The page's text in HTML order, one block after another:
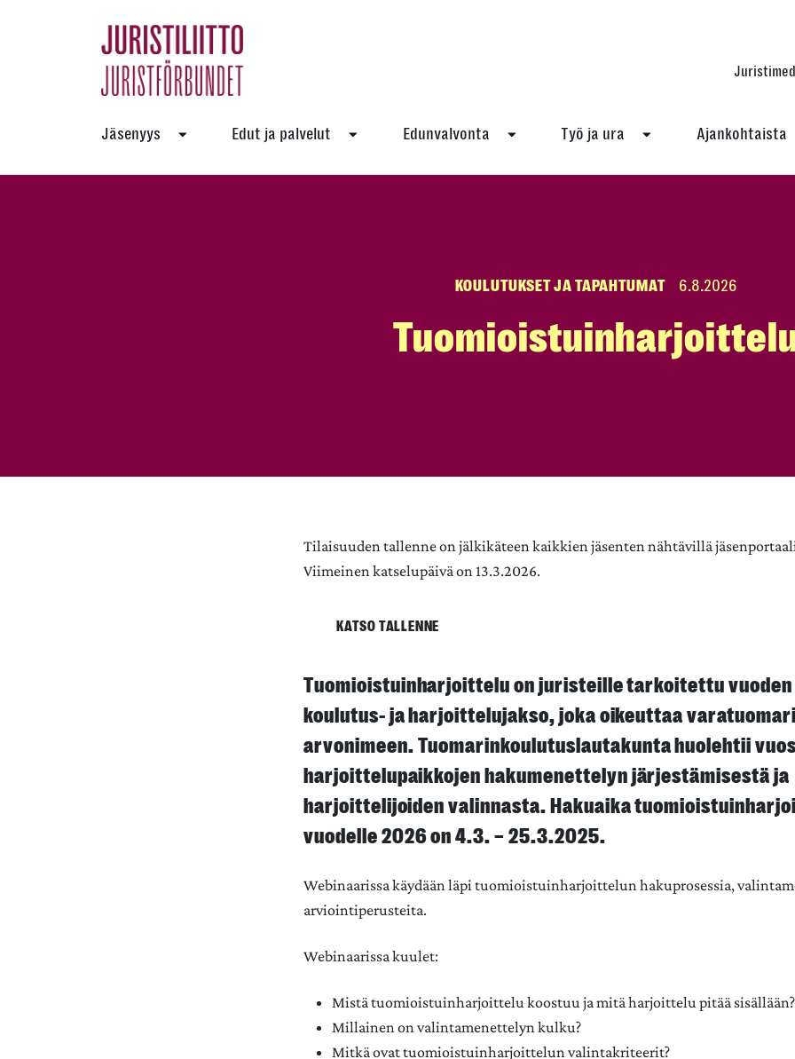
Jäsenyys Edut ja palvelut Edunvalvonta Työ ja ura Ajankohtaista
KOULUTUKSET JA TAPAHTUMAT 6.8.2026
Tilaisuuden tallenne on jälkikäteen kaikkien jäsenten nähtävillä
Viimeinen katselupäivä on 13.3.2026.
KATSO TALLENNE
Tuomioistuinharjoittelu on juristeille tarkoitettu vuoden
koulutus- ja harjoittelujakso, joka oikeuttaa
arvonimeen. Tuomarinkoulutuslautakunta huolehtii
harjoittelupaikkojen hakumenettelyn järjestämisestä ja
harjoittelijoiden valinnasta. Hakuaika
vuodelle 2026 on 4.3. – 25.3.2025.
Webinaarissa käydään läpi tuomioistuinharjoittelun hakuprosessia,
arviointiperusteita.
Webinaarissa kuulet:
Mistä tuomioistuinharjoittelu koostuu ja mitä harjoittelu pitää
Millainen on valintamenettelyn kulku?
Mitkä ovat tuomioistuinharjoittelun valintakriteerit?